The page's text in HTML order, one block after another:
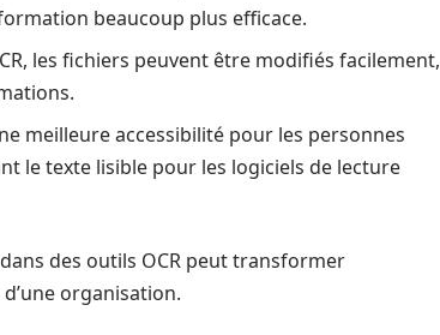
beaucoup plus efficace.
les fichiers peuvent être modifiés facilement,
meilleure accessibilité pour les personnes
le texte lisible pour les logiciels de lecture
des outils OCR peut transformer
organisation.